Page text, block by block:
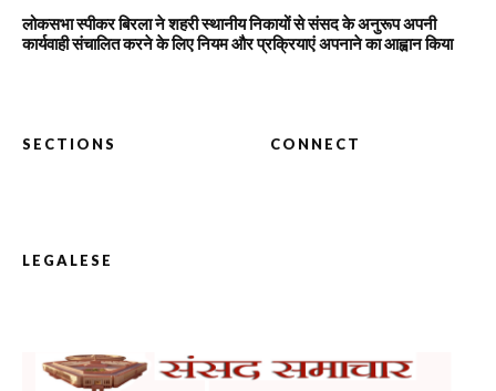
लोकसभा स्पीकर बिरला ने शहरी स्थानीय निकायों से संसद के अनुरूप अपनी
कार्यवाही संचालित करने के लिए नियम और प्रक्रियाएं अपनाने का आह्वान किया
SECTIONS CONNECT
LEGALESE